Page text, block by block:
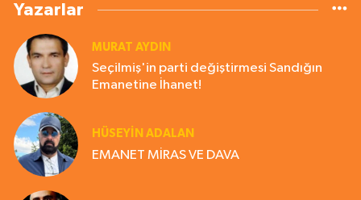
Yazarlar
MURAT AYDIN
Seçilmiş'in parti değiştirmesi Sandığın
Emanetine İhanet!
HÜSEYIN ADALAN
EMANET MİRAS VE DAVA